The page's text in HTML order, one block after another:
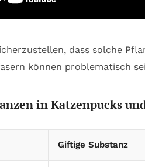
dass solche
können problematisch
in Katzenpucks
Giftige Substanz